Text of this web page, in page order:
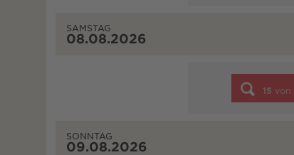
SAMSTAG
08.08.2026
15 von
SONNTAG
09.08.2026